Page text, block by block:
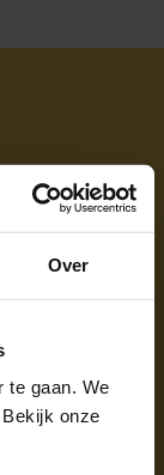
Over
te gaan. We
onze